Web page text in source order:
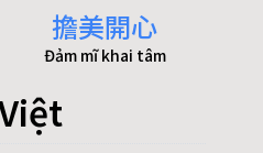
擔美開心
Đảm mĩ khai tâm